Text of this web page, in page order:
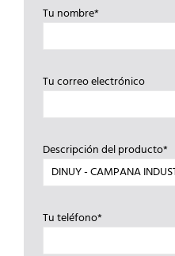
Tu nombre*
Tu correo electrónico
Descripción del producto*
Tu teléfono*